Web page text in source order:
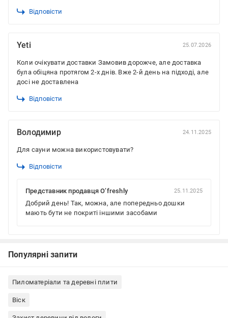
Відповісти
Yeti 25.07.2026
Коли очікувати доставки Замовив дорожче, але доставка
була обіцяна протягом 2-х днів. Вже 2-й день на підході, але
досі не доставлена
Відповісти
Володимир 24.11.2025
Для сауни можна використовувати?
Відповісти
Представник продавця O’freshly 25.11.2025
Добрий день! Так, можна, але попередньо дошки
мають бути не покриті іншими засобами
Популярні запити
Пиломатеріали та деревні плити
Віск